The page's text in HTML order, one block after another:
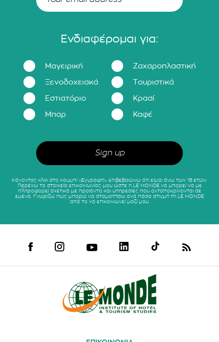
Ενδιαφέρομαι για:
Μαγειρική Ζαχαροπλαστική
Ξενοδοχειακά Τουριστικά
Εστιατόριο Κρασί
Μπαρ Καφέ
Κάνοντας κλικ στο κουμπί «Εγγραφή», επιβεβαιώνω ότι είμαι άνω των 18 ετών.
Παρέχω τα στοιχεία επικοινωνίας μου ώστε η LE MONDE να μπορεί να με
πληροφορεί σχετικά με προϊόντα και υπηρεσίες που ανταποκρίνονται σε
εμένα. Γνωρίζω πως μπορώ να σταματήσω ανά πάσα στιγμή τη LE MONDE
από το να επικοινωνεί μαζί μου.